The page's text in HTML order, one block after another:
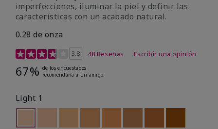
imperfecciones, iluminar la piel y definir las
características con un acabado natural.
0.28 de onza
Calificación de clientes de 5 de 5
3.8 48 Reseñas Escribir una opinión
67% de los encuestados
recomendaría a un amigo.
Light 1
seleccionado
Out of stock